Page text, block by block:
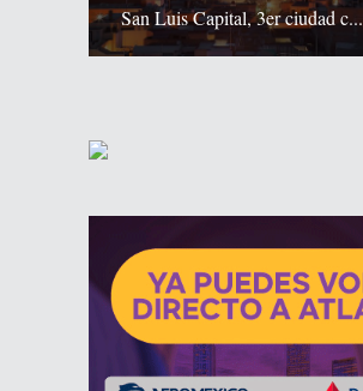
San Luis Capital, 3er ciudad c...